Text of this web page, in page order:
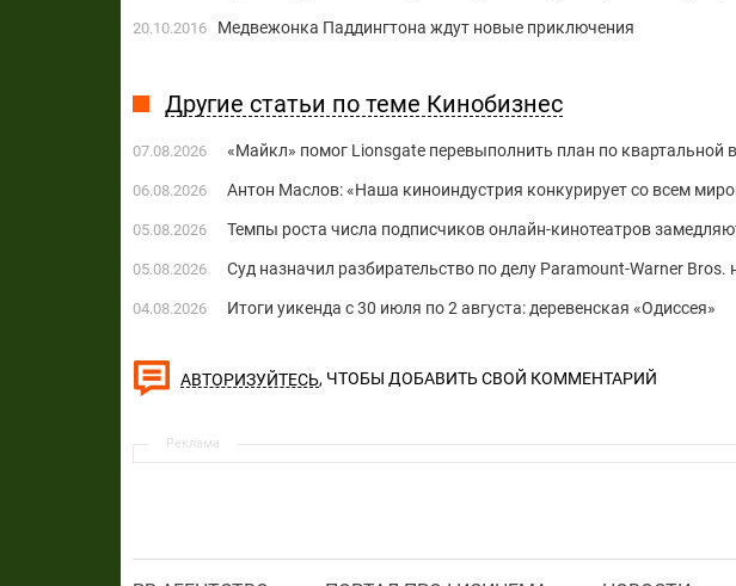
20.10.2016 Медвежонка Паддингтона ждут новые приключения
Другие статьи по теме Кинобизнес
07.08.2026 «Майкл» помог Lionsgate перевыполнить план по квартальной
06.08.2026 Антон Маслов: «Наша киноиндустрия конкурирует со всем
05.08.2026 Темпы роста числа подписчиков онлайн-кинотеатров
05.08.2026 Суд назначил разбирательство по делу Paramount-Warner Bros.
04.08.2026 Итоги уикенда с 30 июля по 2 августа: деревенская «Одиссея»
АВТОРИЗУЙТЕСЬ, ЧТОБЫ ДОБАВИТЬ СВОЙ КОММЕНТАРИЙ
Реклама